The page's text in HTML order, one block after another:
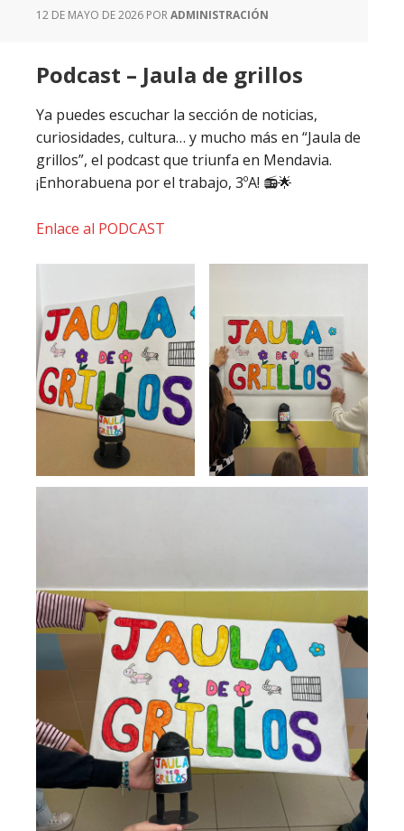
12 DE MAYO DE 2026 PORADMINISTRACIÓN
Podcast – Jaula de grillos
Ya puedes escuchar la sección de noticias,
curiosidades, cultura… y mucho más en “Jaula de
grillos”, el podcast que triunfa en Mendavia.
¡Enhorabuena por el trabajo, 3ºA! 📻🌟
Enlace al PODCAST